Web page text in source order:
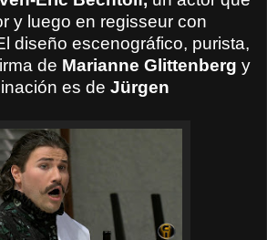
y luego en regisseur con
diseño escenográfico, purista,
de Marianne Glittenberg y
es de Jürgen